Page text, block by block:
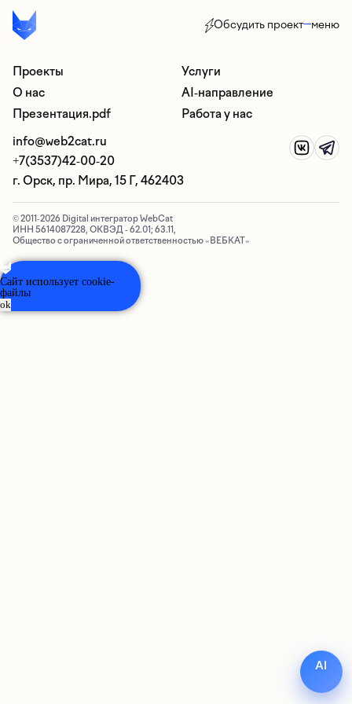
Обсудить проект меню
Проекты
Услуги
О нас
AI-направление
Презентация.pdf
Работа у нас
+7(3537)42-00-20
info@web2cat.ru
г. Орск, пр. Мира, 15 Г, 462403
© 2011-2026 Digital интегратор WebCat
ИНН 5614087228, ОКВЭД - 62.01; 63.11,
Общество с ограниченной ответственностью «ВЕБКАТ»
Сайт использует cookie-
файлы
ok
AI ассистент
Ответит на некоторые ваши вопросы